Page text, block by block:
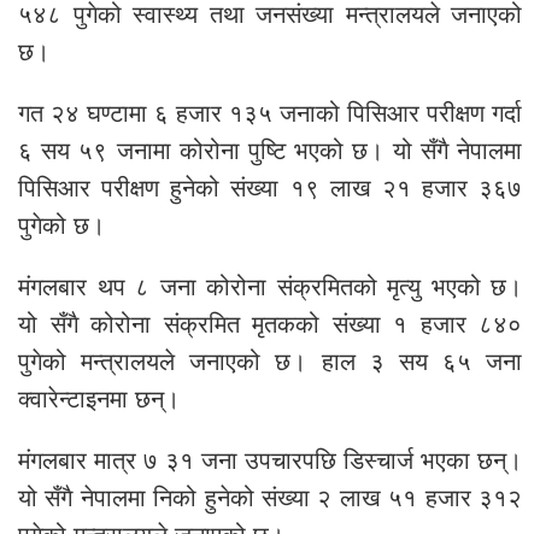
५४८ पुगेको स्वास्थ्य तथा जनसंख्या मन्त्रालयले जनाएको
छ।
गत २४ घण्टामा ६ हजार १३५ जनाको पिसिआर परीक्षण गर्दा
६ सय ५९ जनामा कोरोना पुष्टि भएको छ। यो सँगै नेपालमा
पिसिआर परीक्षण हुनेको संख्या १९ लाख २१ हजार ३६७
पुगेको छ।
मंगलबार थप ८ जना कोरोना संक्रमितको मृत्यु भएको छ।
यो सँगै कोरोना संक्रमित मृतकको संख्या १ हजार ८४०
पुगेको मन्त्रालयले जनाएको छ। हाल ३ सय ६५ जना
क्वारेन्टाइनमा छन्।
मंगलबार मात्र ७ ३१ जना उपचारपछि डिस्चार्ज भएका छन्।
यो सँगै नेपालमा निको हुनेको संख्या २ लाख ५१ हजार ३१२